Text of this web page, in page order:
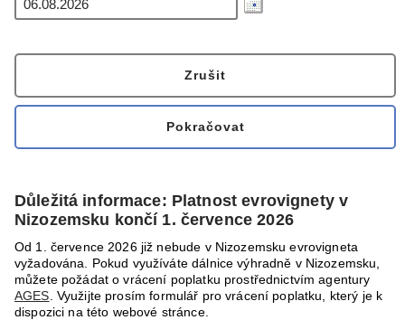
Důležitá informace: Platnost evrovignety v
Nizozemsku končí 1. července 2026
Od 1. července 2026 již nebude v Nizozemsku evrovigneta
vyžadována. Pokud využíváte dálnice výhradně v Nizozemsku,
můžete požádat o vrácení poplatku prostřednictvím agentury
AGES . Využijte prosím formulář pro vrácení poplatku, který je k
dispozici na této webové stránce.